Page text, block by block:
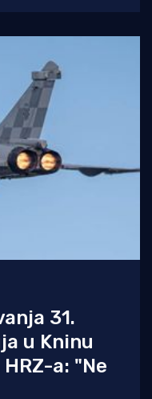
31.
u Kninu
a: "Ne